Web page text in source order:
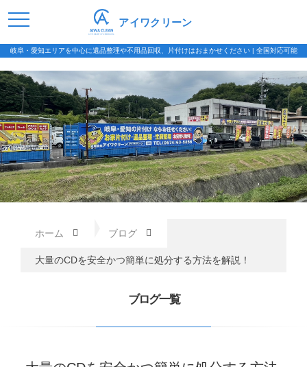
岐阜・愛知エリアを中心に遺品整理や不用品回収、片付けはおまかせください | 全国対応可能
アイワクリーン
ホーム ブログ
大量のCDを安全かつ簡単に処分する方法を解説！
ブログ一覧